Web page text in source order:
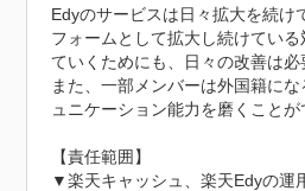
Edyのサービスは日々拡大を続け
フォームとして拡大し続けてい
ていくためにも、日々の改善は必
また、一部メンバーは外国籍に
ュニケーション能力を磨くことが
【責任範囲】
▼楽天キャッシュ、楽天Edyの運